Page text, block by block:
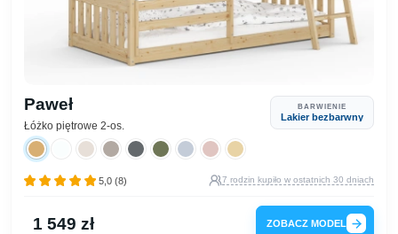
Paweł
Łóżko piętrowe 2-os.
BARWIENIE
Lakier bezbarwny
5,0 (8) 7 rodzin kupiło w ostatnich 30 dniach
1 549 zł ZOBACZ MODEL